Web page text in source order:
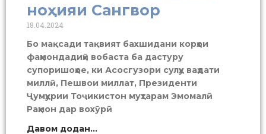
ноҳияи Сангвор
18.04.2024
Бо мақсади тақвият бахшидани корҳои
фаҳмондадиҳӣ вобаста ба дастуру
супоришоҳое, ки Асосгузори сулҳу ваҳдати
миллӣ, Пешвои миллат, Президенти
Ҷумҳурии Тоҷикистон муҳтарам Эмомалӣ
Раҳмон дар вохӯрӣ
Давом додан...